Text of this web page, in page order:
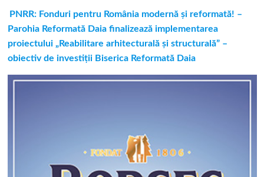
PNRR: Fonduri pentru România modernă și reformată! –
Parohia Reformată Daia finalizează implementarea
proiectului „Reabilitare arhitecturală și structurală” –
obiectiv de investiții Biserica Reformată Daia